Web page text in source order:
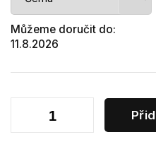
Můžeme doručit do:
11.8.2026